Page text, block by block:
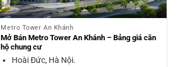
Metro Tower An Khánh
Mở Bán Metro Tower An Khánh – Bảng giá căn
hộ chung cư
Hoài Đức, Hà Nội.